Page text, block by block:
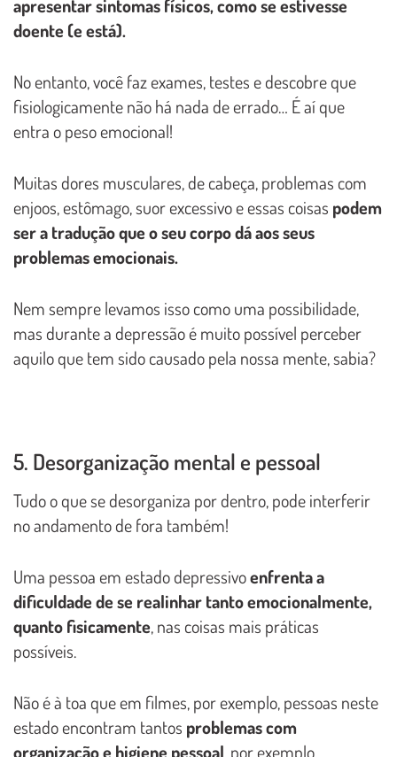
apresentar sintomas físicos, como se estivesse
doente (e está).
No entanto, você faz exames, testes e descobre que
fisiologicamente não há nada de errado… É aí que
entra o peso emocional!
Muitas dores musculares, de cabeça, problemas com
enjoos, estômago, suor excessivo e essas coisas podem
ser a tradução que o seu corpo dá aos seus
problemas emocionais.
Nem sempre levamos isso como uma possibilidade,
mas durante a depressão é muito possível perceber
aquilo que tem sido causado pela nossa mente, sabia?
5. Desorganização mental e pessoal
Tudo o que se desorganiza por dentro, pode interferir
no andamento de fora também!
Uma pessoa em estado depressivoenfrenta a
dificuldade de se realinhar tanto emocionalmente,
quanto fisicamente, nas coisas mais práticas
possíveis.
Não é à toa que em filmes, por exemplo, pessoas neste
estado encontram tantos problemas com
organização e higiene pessoal, por exemplo.